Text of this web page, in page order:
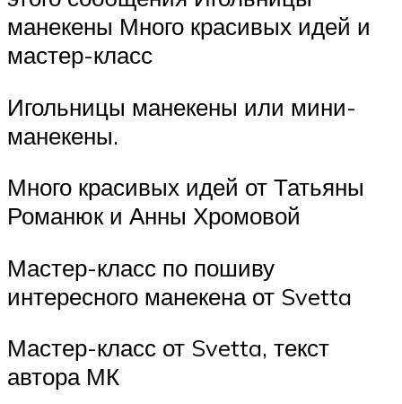
манекены Много красивых идей и
мастер-класс
Игольницы манекены или мини-
манекены.
Много красивых идей от Татьяны
Романюк и Анны Хромовой
Мастер-класс по пошиву
интересного манекена от Svetta
Мастер-класс от Svetta, текст
автора МК